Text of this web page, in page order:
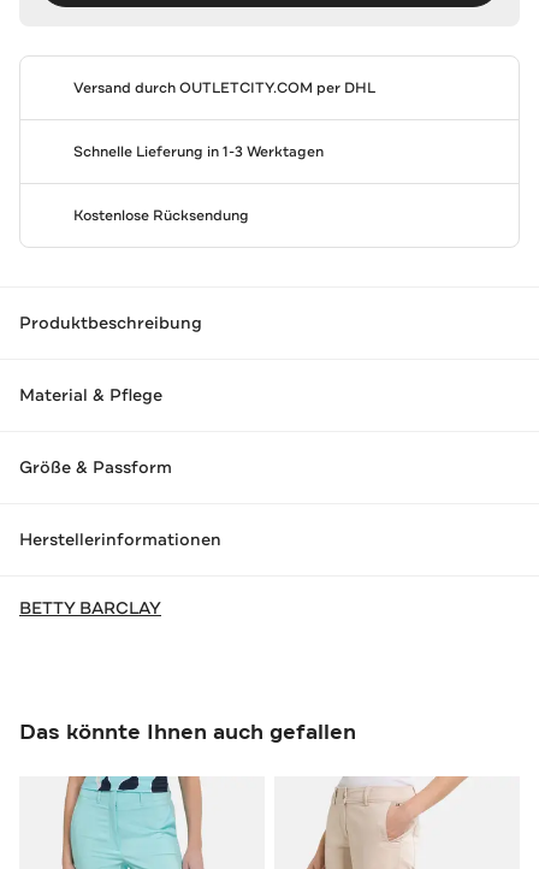
Versand durchOUTLETCITY.COM per DHL
Schnelle Lieferung in 1-3 Werktagen
Kostenlose Rücksendung
Produktbeschreibung
Material & Pflege
Größe & Passform
Herstellerinformationen
BETTY BARCLAY
Das könnte Ihnen auch gefallen